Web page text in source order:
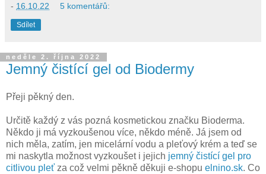
- 16.10.22 5 komentářů:
Sdílet
neděle 2. října 2022
Jemný čistící gel od Biodermy
Přeji pěkný den.
Určitě každý z vás pozná kosmetickou značku Bioderma.
Někdo ji má vyzkoušenou více, někdo méně. Já jsem od
nich měla, zatím, jen micelární vodu a pleťový krém a teď se
mi naskytla možnost vyzkoušet i jejich jemný čistící gel pro
citlivou pleť za což velmi pěkně děkuji e-shopu elnino.sk. Co